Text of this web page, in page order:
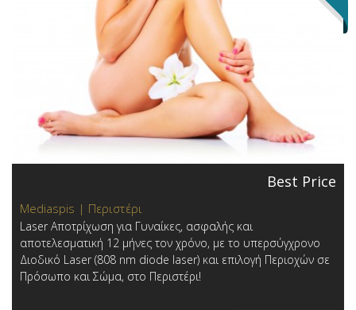
Best Price
Mediaspis | Περιστέρι
Laser Αποτρίχωση για Γυναίκες, ασφαλής και
αποτελεσματική 12 μήνες τον χρόνo, με το υπερσύγχρονο
Διοδικό Laser (808 nm diode laser) και επιλογή Περιοχών σε
Πρόσωπο και Σώμα, στο Περιστέρι!